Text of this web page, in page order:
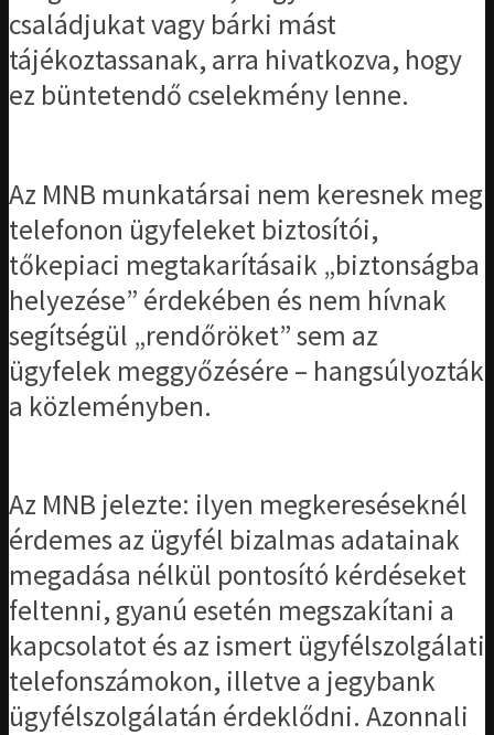
családjukat vagy bárki mást
tájékoztassanak, arra hivatkozva, hogy
ez büntetendő cselekmény lenne.
Az MNB munkatársai nem keresnek meg
telefonon ügyfeleket biztosítói,
tőkepiaci megtakarításaik „biztonságba
helyezése” érdekében és nem hívnak
segítségül „rendőröket” sem az
ügyfelek meggyőzésére – hangsúlyozták
a közleményben.
Az MNB jelezte: ilyen megkereséseknél
érdemes az ügyfél bizalmas adatainak
megadása nélkül pontosító kérdéseket
feltenni, gyanú esetén megszakítani a
kapcsolatot és az ismert ügyfélszolgálati
telefonszámokon, illetve a jegybank
ügyfélszolgálatán érdeklődni. Azonnali